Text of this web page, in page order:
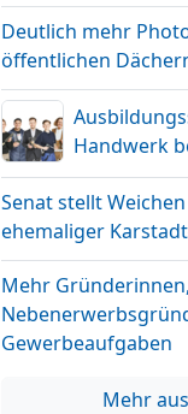
Deutlich mehr
öffentlichen
Handwerk
Senat stellt
ehemaliger
Mehr
Gewerbeaufgaben
Mehr